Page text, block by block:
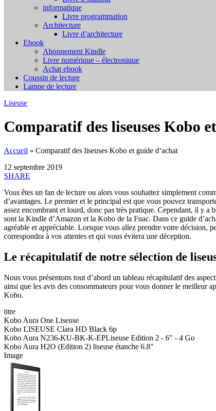
informatique
Livre programmation
Architecture
Livre d’architecture
Ebook
Abonnement Kindle
Livre numérique – électronique
Achat ebook
Coussin de lecture
Lampe de lecture
Liseuse
Comparatif des liseuses Kobo
Accueil » Comparatif des liseuses Kobo et guide d’achat
12 septembre 2019
SHARE
Vous êtes un fan de lecture ou alors vous souhaitez simplement
d’avantages. Le premier et le principal est que vous pouvez
assez encombrant et lourd, donc pas très pratique. Cependant, il y
sont la Kindle d’Amazon et la Kobo de la Fnac. Dans ce guide
agréable et appréciable. Lorsque vous allez prendre votre décision,
correspondra à vos attentes et qui vous évitera une déception.
Le récapitulatif de notre sélection de
Nous vous présentons tout d’abord un tableau récapitulatif des
ainsi que les avis des consommateurs pour vous donner le meilleur
Kobo.
titre
Kobo Aura One Liseuse
Kobo LISEUSE Clara HD Black 6p
Kobo Aura N236-KU-BK-K-EPLiseuse Edition 2 - 6" - 4 Go
Kobo Aura H2O (Edition 2) liseuse étanche 6.8"
Image